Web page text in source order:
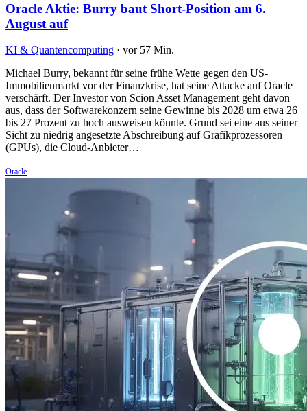
Oracle Aktie: Burry baut Short-Position am 6.
August auf
KI & Quantencomputing · vor 57 Min.
Michael Burry, bekannt für seine frühe Wette gegen den US-
Immobilienmarkt vor der Finanzkrise, hat seine Attacke auf Oracle
verschärft. Der Investor von Scion Asset Management geht davon
aus, dass der Softwarekonzern seine Gewinne bis 2028 um etwa 26
bis 27 Prozent zu hoch ausweisen könnte. Grund sei eine aus seiner
Sicht zu niedrig angesetzte Abschreibung auf Grafikprozessoren
(GPUs), die Cloud-Anbieter…
Oracle